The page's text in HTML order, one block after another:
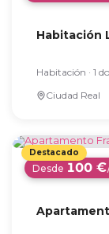
Habitación
Habitación · 1
Ciudad Real
Desde 100 €